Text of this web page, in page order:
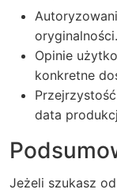
oryginalności.
Opinie
konkretne
data
Jeżeli szukasz